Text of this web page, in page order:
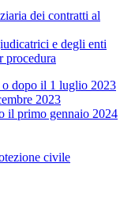
dei contratti al
e degli enti
procedura
dopo il 1 luglio 2023
2023
il primo gennaio 2024
civile